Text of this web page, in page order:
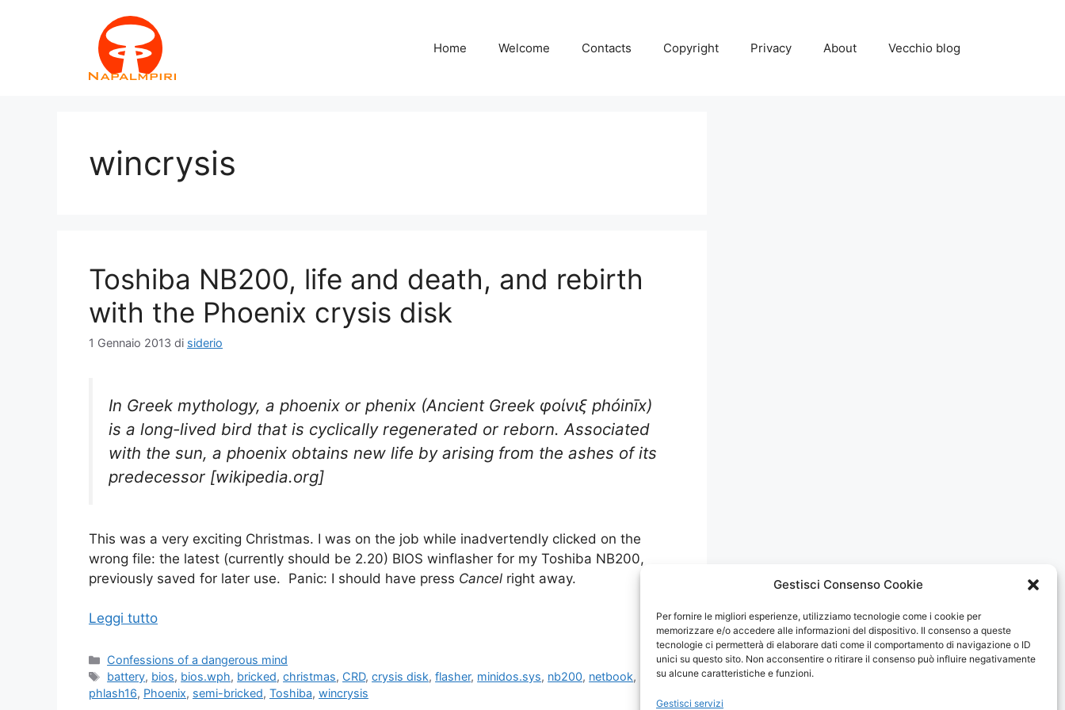
Gestisci Consenso Cookie
Per fornire le migliori esperienze, utilizziamo tecnologie come i cookie per
memorizzare e/o accedere alle informazioni del dispositivo. Il consenso a queste
tecnologie ci permetterà di elaborare dati come il comportamento di navigazione o ID
unici su questo sito. Non acconsentire o ritirare il consenso può influire negativamente
su alcune caratteristiche e funzioni.
Gestisci servizi
Home Welcome Contacts Copyright Privacy About Vecchio blog
wincrysis
Toshiba NB200, life and death, and rebirth
with the Phoenix crysis disk
1 Gennaio 2013 di siderio
In Greek mythology, a phoenix or phenix (Ancient Greek φοίνιξ phóinīx)
is a long-lived bird that is cyclically regenerated or reborn. Associated
with the sun, a phoenix obtains new life by arising from the ashes of its
predecessor [wikipedia.org]
This was a very exciting Christmas. I was on the job while inadvertendly clicked on the
wrong file: the latest (currently should be 2.20) BIOS winflasher for my Toshiba NB200,
previously saved for later use. Panic: I should have press Cancel right away.
Leggi tutto
Categorie
Confessions of a dangerous mind
Tag
battery, bios, bios.wph, bricked,christmas, CRD,crysis disk,flasher, minidos.sys, nb200, netbook,
phlash16, Phoenix, semi-bricked, Toshiba, wincrysis